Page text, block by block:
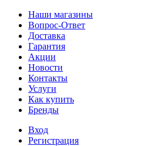
Наши магазины
Вопрос-Ответ
Доставка
Гарантия
Акции
Новости
Контакты
Услуги
Как купить
Бренды
Вход
Регистрация